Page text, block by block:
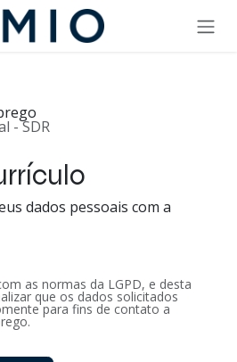
- SDR
dados pessoais com a
as normas da LGPD, e desta
que os dados solicitados
para fins de contato a